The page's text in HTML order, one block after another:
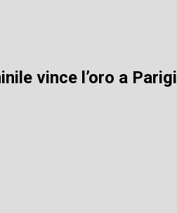
vince l’oro a Parigi